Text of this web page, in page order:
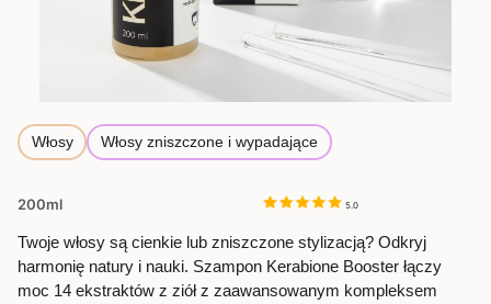
Włosy Włosy zniszczone i wypadające
200ml 5.0
Twoje włosy są cienkie lub zniszczone stylizacją? Odkryj
harmonię natury i nauki. Szampon Kerabione Booster łączy
moc 14 ekstraktów z ziół z zaawansowanym kompleksem